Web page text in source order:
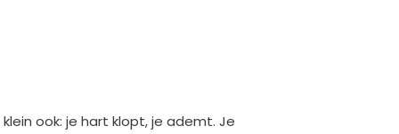
ook: je hart klopt, je ademt. Je